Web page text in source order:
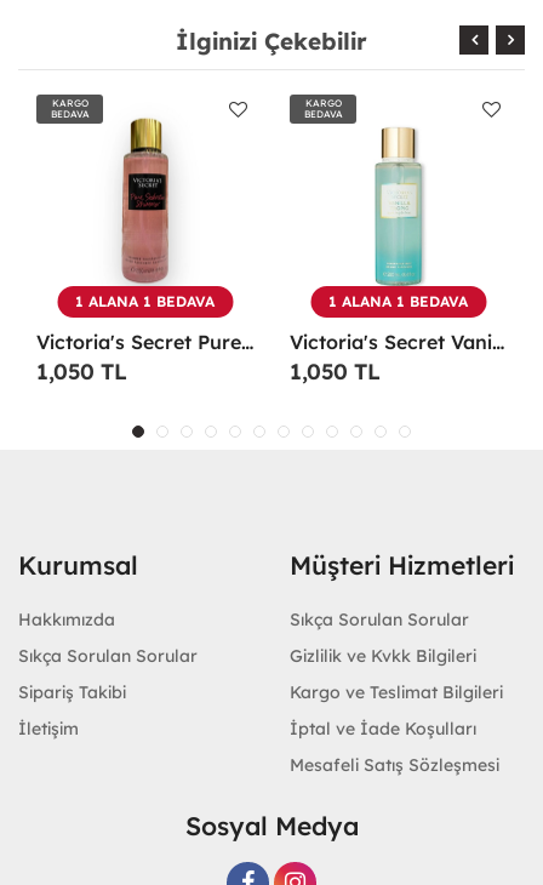
İlginizi Çekebilir
KARGO
BEDAVA
1 ALANA 1 BEDAVA
1,050 TL
KARGO
BEDAVA
1 ALANA 1 BEDAVA
1,050 TL
Kurumsal
Hakkımızda
Sıkça Sorulan Sorular
Sipariş Takibi
İletişim
Müşteri Hizmetleri
Sıkça Sorulan Sorular
Gizlilik ve Kvkk Bilgileri
Kargo ve Teslimat Bilgileri
İptal ve İade Koşulları
Mesafeli Satış Sözleşmesi
Sosyal Medya